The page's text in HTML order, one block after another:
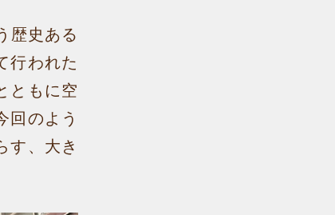
歴史ある
行われた
ともに空
回のよう
す、大き